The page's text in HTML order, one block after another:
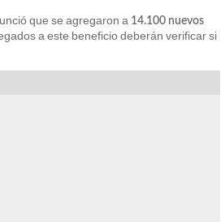
que se agregaron a 14.100 nuevos
a este beneficio deberán verificar si